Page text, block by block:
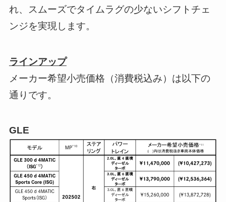
れ、スムーズでタイムラグの少ないシフトチェ
ンジを実現します。
ラインアップ
メーカー希望小売価格（消費税込み）は以下の
通りです。
GLE